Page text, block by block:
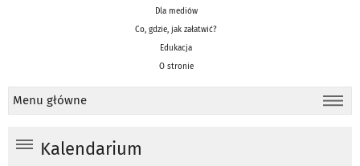
Dla mediów
Co, gdzie, jak załatwić?
Edukacja
O stronie
Menu główne
Kalendarium